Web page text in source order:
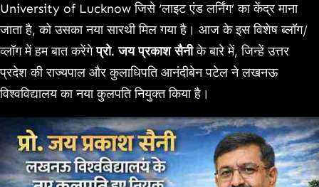
University of Lucknow जिसे ‘लाइट एंड लर्निंग’ का केंद्र माना
जाता है, को उसका नया सारथी मिल गया है। आज के इस विशेष ब्लॉग/
व्लॉग में हम बात करेंगेप्रो. जय प्रकाश सैनीके बारे में, जिन्हें उत्तर
प्रदेश की राज्यपाल और कुलाधिपति आनंदीबेन पटेल ने लखनऊ
विश्वविद्यालय का नया कुलपति नियुक्त किया है।